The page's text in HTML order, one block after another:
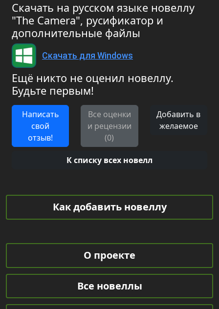
Скачать на русском языке новеллу
"The Camera", русификатор и
дополнительные файлы
Скачать для Windows
Ещё никто не оценил новеллу.
Будьте первым!
Написать
свой
отзыв!
Все оценки
и рецензии
(0)
Добавить в
желаемое
К списку всех новелл
Как добавить новеллу
О проекте
Все новеллы